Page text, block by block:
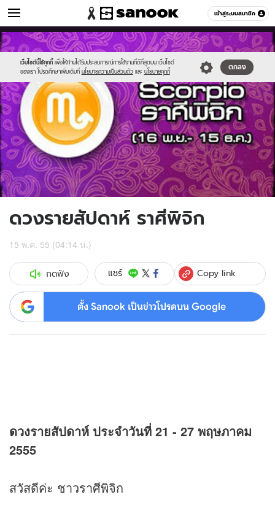
เข้าสู่ระบบสมาชิก
ดูดวง หมวดอื่นๆ
เว็บไซต์นี้ใช้คุกกี้ เพื่อให้ท่านได้รับประสบการณ์การใช้งานที่ดีที่สุดบน เว็บไซต์
ของเรา โปรดศึกษาเพิ่มเติมที่ นโยบายความเป็นส่วนตัว และ นโยบายคุกกี้
ตกลง
Sanook
//s.isanook.com/sr/0/images/logo-
new-
sanook.png
600
60
//s.isanook.com/ho/0/ud/5/29325/11scorpio.jpg
ดวงรายสัปดาห์ ราศีพิจิก
15 พ.ค. 55 (04:14 น.)
กดฟัง แชร์ Copy link
ตั้ง Sanook เป็นข่าวโปรดบน Google
ดวงรายสัปดาห์ ประจำวันที่ 21 - 27 พฤษภาคม
2555
สวัสดีค่ะ ชาวราศีพิจิก